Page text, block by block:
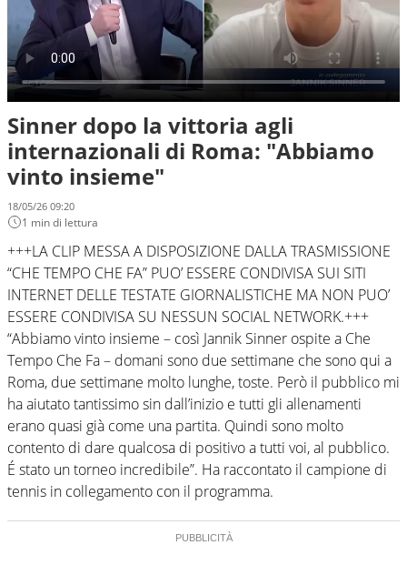
Sinner dopo la vittoria agli
internazionali di Roma: "Abbiamo
vinto insieme"
18/05/26 09:20
1 min di lettura
+++LA CLIP MESSA A DISPOSIZIONE DALLA TRASMISSIONE
“CHE TEMPO CHE FA” PUO’ ESSERE CONDIVISA SUI SITI
INTERNET DELLE TESTATE GIORNALISTICHE MA NON PUO’
ESSERE CONDIVISA SU NESSUN SOCIAL NETWORK.+++
“Abbiamo vinto insieme – così Jannik Sinner ospite a Che
Tempo Che Fa – domani sono due settimane che sono qui a
Roma, due settimane molto lunghe, toste. Però il pubblico mi
ha aiutato tantissimo sin dall’inizio e tutti gli allenamenti
erano quasi già come una partita. Quindi sono molto
contento di dare qualcosa di positivo a tutti voi, al pubblico.
É stato un torneo incredibile”. Ha raccontato il campione di
tennis in collegamento con il programma.